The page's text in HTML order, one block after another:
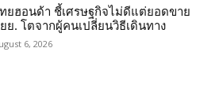
ยฮอนด้า ชี้เศรษฐกิจไม่ดีแต่ยอดขาย
ย. โตจากผู้คนเปลี่ยนวิธีเดินทาง
6, 2026